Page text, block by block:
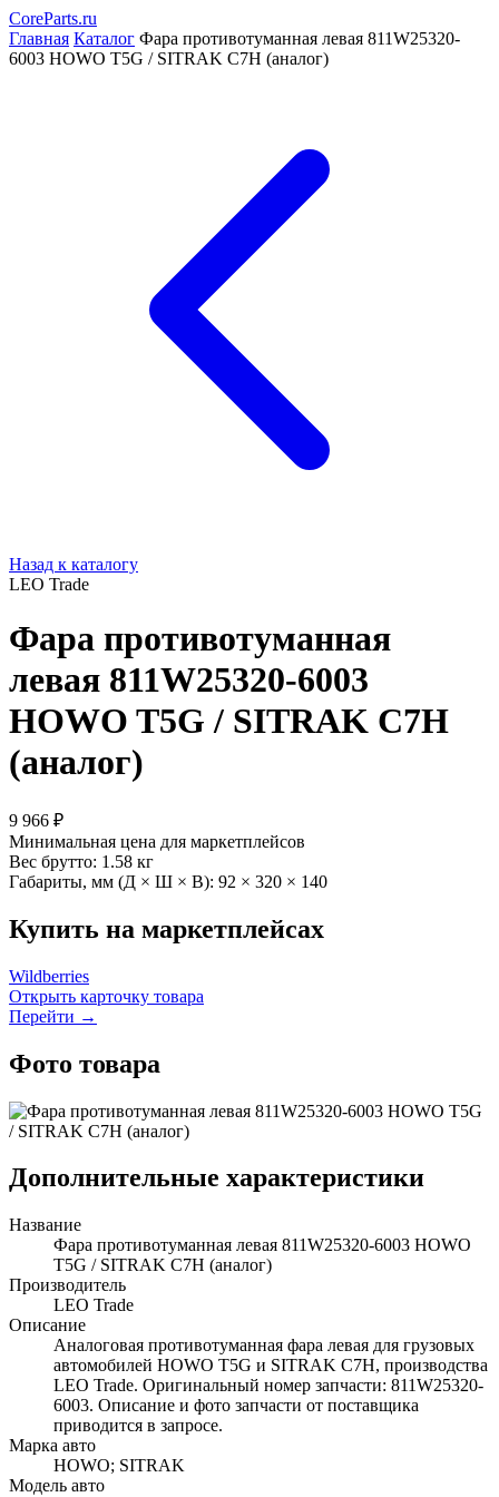
CoreParts.ru
Главная Каталог Фара противотуманная левая 811W25320-
6003 HOWO T5G / SITRAK C7H (аналог)
Назад к каталогу
LEO Trade
Фара противотуманная
левая 811W25320-6003
HOWO T5G / SITRAK C7H
(аналог)
9 966 ₽
Минимальная цена для маркетплейсов
Вес брутто: 1.58 кг
Габариты, мм (Д × Ш × В): 92 × 320 × 140
Купить на маркетплейсах
Wildberries
Открыть карточку товара
Перейти →
Фото товара
Дополнительные характеристики
Название
Фара противотуманная левая 811W25320-6003 HOWO
T5G / SITRAK C7H (аналог)
Производитель
LEO Trade
Описание
Аналоговая противотуманная фара левая для грузовых
автомобилей HOWO T5G и SITRAK C7H, производства
LEO Trade. Оригинальный номер запчасти: 811W25320-
6003. Описание и фото запчасти от поставщика
приводится в запросе.
Марка авто
HOWO; SITRAK
Модель авто